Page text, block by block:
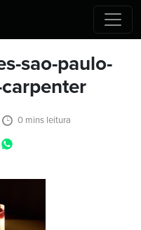
sao-paulo-
0 mins leitura